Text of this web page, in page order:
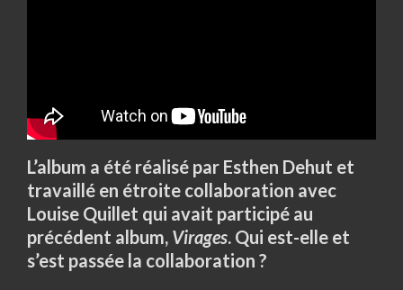
L’album a été réalisé par Esthen Dehut et
travaillé en étroite collaboration avec
Louise Quillet qui avait participé au
précédent album, Virages. Qui est-elle et
s’est passée la collaboration ?